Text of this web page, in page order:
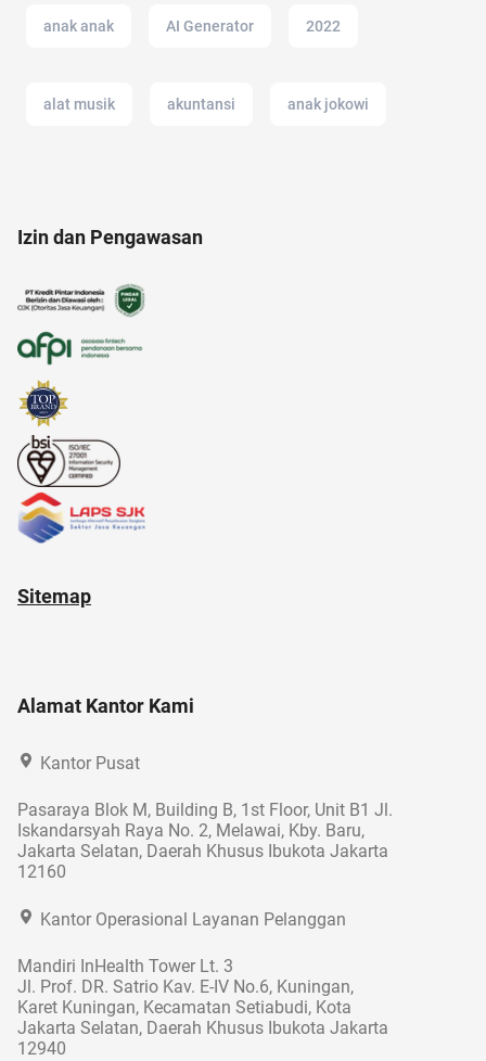
anak anak AI Generator 2022
alat musik akuntansi anak jokowi
Agency
Izin dan Pengawasan
Sitemap
Alamat Kantor Kami
Kantor Pusat
Pasaraya Blok M, Building B, 1st Floor, Unit B1 Jl.
Iskandarsyah Raya No. 2, Melawai, Kby. Baru,
Jakarta Selatan, Daerah Khusus Ibukota Jakarta
12160
Kantor Operasional Layanan Pelanggan
Mandiri InHealth Tower Lt. 3
Jl. Prof. DR. Satrio Kav. E-IV No.6, Kuningan,
Karet Kuningan, Kecamatan Setiabudi, Kota
Jakarta Selatan, Daerah Khusus Ibukota Jakarta
12940